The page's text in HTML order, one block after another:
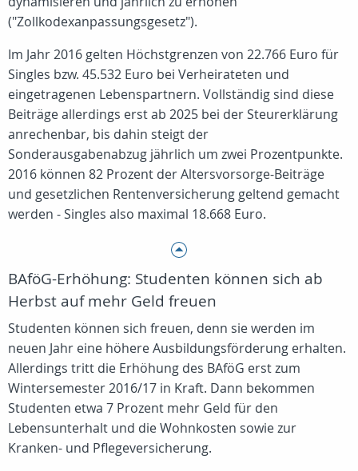
("Zollkodexanpassungsgesetz").
Im Jahr 2016 gelten Höchstgrenzen von 22.766 Euro für
Singles bzw. 45.532 Euro bei Verheirateten und
eingetragenen Lebenspartnern. Vollständig sind diese
Beiträge allerdings erst ab 2025 bei der Steurerklärung
anrechenbar, bis dahin steigt der
Sonderausgabenabzug jährlich um zwei Prozentpunkte.
2016 können 82 Prozent der Altersvorsorge-Beiträge
und gesetzlichen Rentenversicherung geltend gemacht
werden - Singles also maximal 18.668 Euro.
BAföG-Erhöhung: Studenten können sich ab
Herbst auf mehr Geld freuen
Studenten können sich freuen, denn sie werden im
neuen Jahr eine höhere Ausbildungsförderung erhalten.
Allerdings tritt die Erhöhung des BAföG erst zum
Wintersemester 2016/17 in Kraft. Dann bekommen
Studenten etwa 7 Prozent mehr Geld für den
Lebensunterhalt und die Wohnkosten sowie zur
Kranken- und Pflegeversicherung.